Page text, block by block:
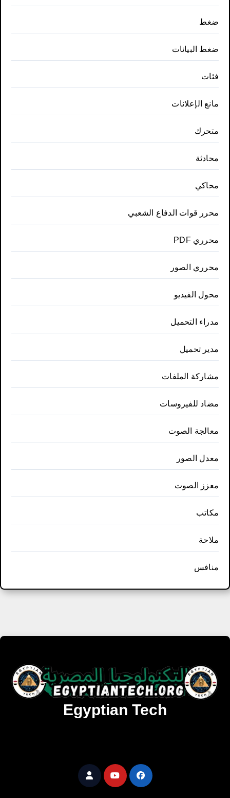
ضغط
ضغط البيانات
فئات
مانع الإعلانات
متحرك
محادثة
محاكي
محرر قوات الدفاع الشعبي
محرري PDF
محرري الصور
محول الفيديو
مدراء التحميل
مدير تحميل
مشاركة الملفات
مضاد للفيروسات
معالجة الصوت
معدل الصور
معزز الصوت
مكاتب
ملاحة
منافس
Egyptian Tech